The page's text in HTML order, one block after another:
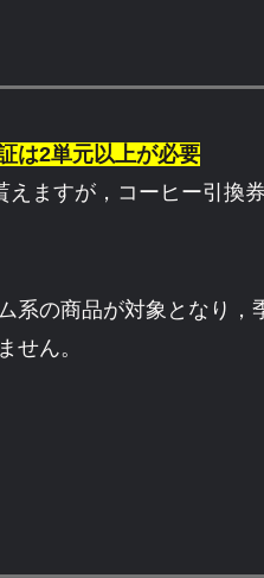
は2単元以上が必要
ますが，コーヒー引換
系の商品が対象となり，
せん。